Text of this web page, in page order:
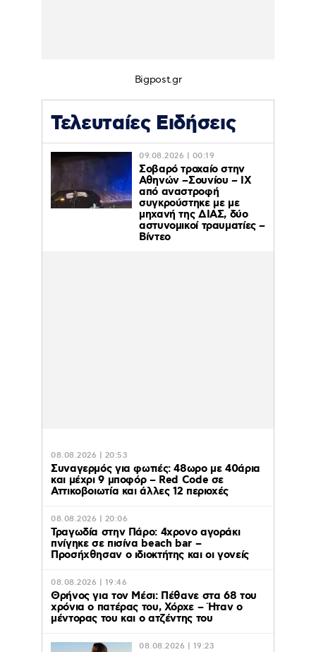
Bigpost.gr
Τελευταίες Ειδήσεις
09.08.2026 | 00:19
Σοβαρό τροχαίο στην
Αθηνών –Σουνίου – ΙΧ
από αναστροφή
συγκρούστηκε με με
μηχανή της ΔΙΑΣ, δύο
αστυνομικοί τραυματίες –
Βίντεο
08.08.2026 | 20:53
Συναγερμός για φωτιές: 48ωρο με 40άρια
και μέχρι 9 μποφόρ – Red Code σε
Αττικοβοιωτία και άλλες 12 περιοχές
08.08.2026 | 20:06
Τραγωδία στην Πάρο: 4χρονο αγοράκι
πνίγηκε σε πισίνα beach bar –
Προσήχθησαν ο ιδιοκτήτης και οι γονείς
08.08.2026 | 19:46
Θρήνος για τον Μέσι: Πέθανε στα 68 του
χρόνια ο πατέρας του, Χόρχε – Ήταν ο
μέντορας του και ο ατζέντης του
08.08.2026 | 19:23